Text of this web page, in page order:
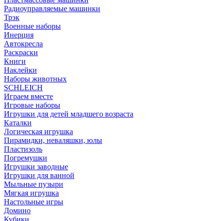
Радиоуправляемые машинки
Трэк
Военные наборы
Инерция
Автокресла
Раскраски
Книги
Наклейки
Наборы животных
SCHLEICH
Играем вместе
Игровые наборы
Игрушки для детей младшего возраста
Каталки
Логическая игрушка
Пирамидки, неваляшки, юлы
Пластизоль
Погремушки
Игрушки заводные
Игрушки для ванной
Мыльные пузыри
Мягкая игрушка
Настольные игры
Домино
Кубики